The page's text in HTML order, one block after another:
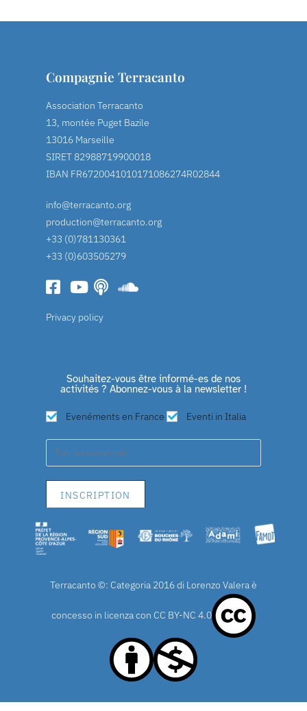
Compagnie Terracanto
Association Terracanto
13, montée Puget Bazile
13016 Marseille
SIRET 82988719900018
IBAN FR6720041010171086274R02844
info@terracanto.org
production@terracanto.org
+33 (0)781130361
+33 (0)603505279
Privacy policy
Souhaitez-vous être informé-es de nos
activités ? Abonnez-vous à la newsletter !
Evenéments en France Eventi in Italia
Terracanto ©: Categoria 2016 di Lorenzo Valera è
concesso in licenza con CC BY-NC 4.0